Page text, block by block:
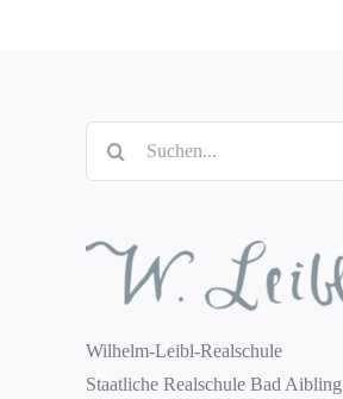
Wilhelm-Leibl-Realschule
Staatliche Realschule Bad Aibling